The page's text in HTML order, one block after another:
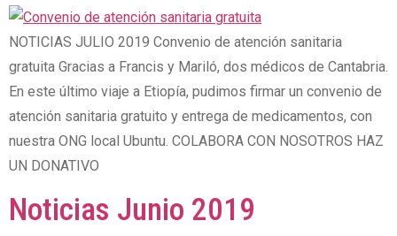
NOTICIAS JULIO 2019 Convenio de atención sanitaria
gratuita Gracias a Francis y Mariló, dos médicos de Cantabria.
En este último viaje a Etiopía, pudimos firmar un convenio de
atención sanitaria gratuito y entrega de medicamentos, con
nuestra ONG local Ubuntu. COLABORA CON NOSOTROS HAZ
UN DONATIVO
Noticias Junio 2019